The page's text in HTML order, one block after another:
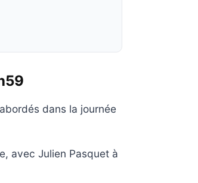
dans la journée
avec Julien Pasquet à